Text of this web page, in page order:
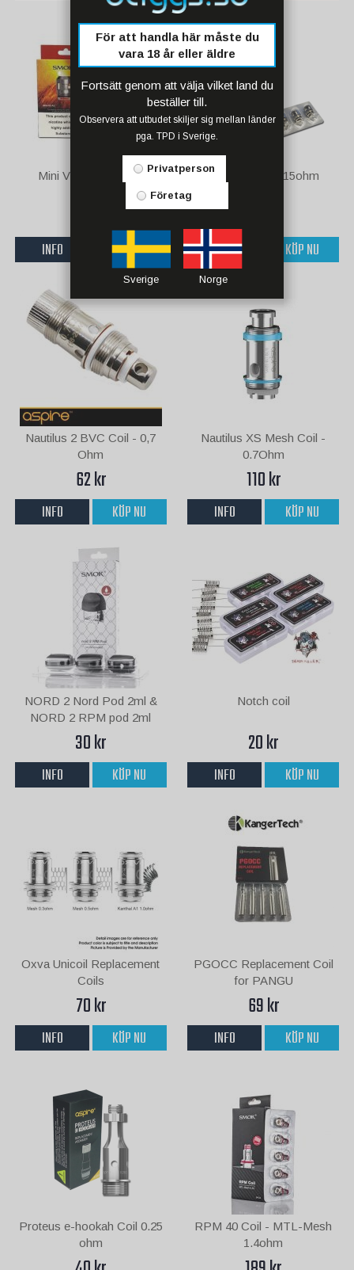
Mini V2 A2 - 0.2ohm
INFO KÖP NU
Mini V2 A3 - 0.15ohm
INFO KÖP NU
Nautilus 2 BVC Coil - 0,7
Ohm
62 kr
INFO KÖP NU
Nautilus XS Mesh Coil -
0.7Ohm
110 kr
INFO KÖP NU
NORD 2 Nord Pod 2ml &
NORD 2 RPM pod 2ml
30 kr
INFO KÖP NU
Notch coil
20 kr
INFO KÖP NU
Oxva Unicoil Replacement
Coils
70 kr
INFO KÖP NU
PGOCC Replacement Coil
for PANGU
69 kr
INFO KÖP NU
Proteus e-hookah Coil 0.25
ohm
RPM 40 Coil - MTL-Mesh
1.4ohm
För att handla här måste du
vara 18 år eller äldre
Fortsätt genom att välja vilket land du
beställer till.
Observera att utbudet skiljer sig mellan länder
pga. TPD i Sverige.
Privatperson
Företag
Sverige Norge